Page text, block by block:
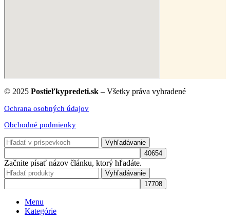
© 2025 Postieľkypredeti.sk – Všetky práva vyhradené
Ochrana osobných údajov
Obchodné podmienky
Vyhľadávanie
Začnite písať názov článku, ktorý hľadáte.
Vyhľadávanie
Menu
Kategórie